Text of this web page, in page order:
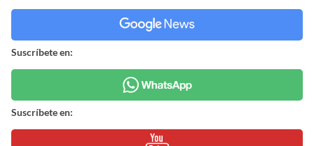
Suscríbete en:
Suscríbete en: